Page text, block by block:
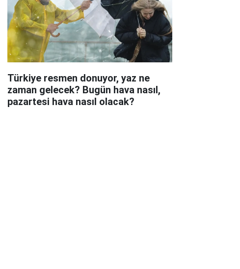
Türkiye resmen donuyor, yaz ne
zaman gelecek? Bugün hava nasıl,
pazartesi hava nasıl olacak?